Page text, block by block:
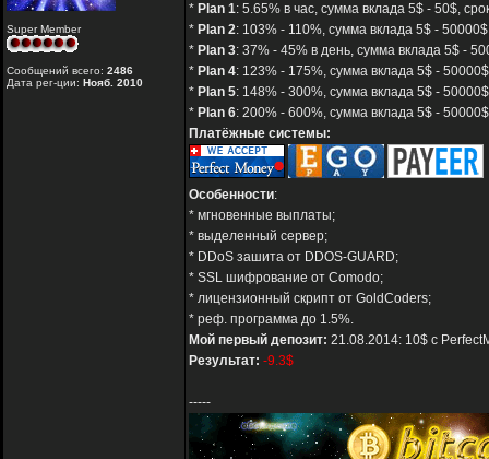
Super Member
Сообщений всего: 2486
Дата рег-ции: Нояб. 2010
* Plan 1: 5.65% в час, сумма вклада 5$ - 50$,
* Plan 2: 103% - 110%, сумма вклада 5$ -
* Plan 3: 37% - 45% в день, сумма вклада 5$ -
* Plan 4: 123% - 175%, сумма вклада 5$ -
* Plan 5: 148% - 300%, сумма вклада 5$ -
* Plan 6: 200% - 600%, сумма вклада 5$ -
Платёжные системы:
Особенности:
* мгновенные выплаты;
* выделенный сервер;
* DDoS зашита от DDOS-GUARD;
* SSL шифрование от Comodo;
* лицензионный скрипт от GoldCoders;
* реф. программа до 1.5%.
Мой первый депозит: 21.08.2014: 10$ с
Результат: -9.3$
-----